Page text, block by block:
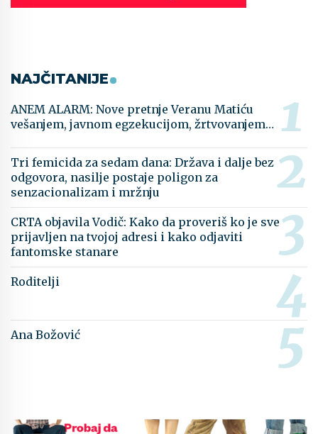
NAJČITANIJE
ANEM ALARM: Nove pretnje Veranu Matiću
vešanjem, javnom egzekucijom, žrtvovanjem…
Tri femicida za sedam dana: Država i dalje bez
odgovora, nasilje postaje poligon za
senzacionalizam i mržnju
CRTA objavila Vodič: Kako da proveriš ko je sve
prijavljen na tvojoj adresi i kako odjaviti
fantomske stanare
Roditelji
Ana Božović